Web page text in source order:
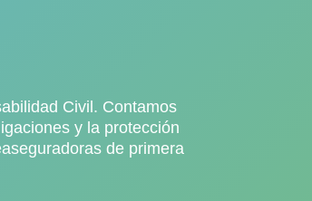
Civil. Contamos
y la protección
de primera